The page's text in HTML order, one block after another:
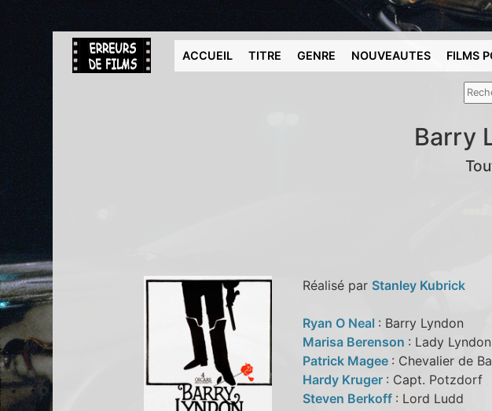
ACCUEIL TITRE GENRE NOUVEAUTES FILMS
Barry
Réalisé par Stanley Kubrick
Ryan O Neal : Barry Lyndon
Marisa Berenson : Lady Lyndon
Patrick Magee : Chevalier de
Hardy Kruger : Capt. Potzdorf
Steven Berkoff : Lord Ludd